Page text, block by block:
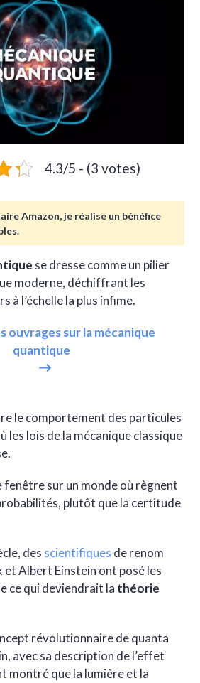
4.3/5 - (3 votes)
Amazon, je réalise un bénéfice
se dresse comme un pilier
moderne, déchiffrant les
à l’échelle la plus infime.
ouvrages sur la mécanique
quantique
le comportement des particules
les lois de la mécanique classique
fenêtre sur un monde où règnent
plutôt que la certitude
des scientifiques de renom
et Albert Einstein ont posé les
ce qui deviendrait la théorie
révolutionnaire de quanta
avec sa description de l’effet
montré que la lumière et la